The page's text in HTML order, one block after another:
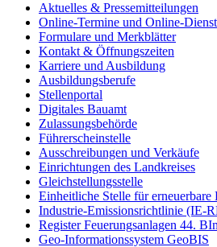
Aktuelles & Pressemitteilungen
Online-Termine und Online-
Formulare und Merkblätter
Kontakt & Öffnungszeiten
Karriere und Ausbildung
Ausbildungsberufe
Stellenportal
Digitales Bauamt
Zulassungsbehörde
Führerscheinstelle
Ausschreibungen und Verkäufe
Einrichtungen des Landkreises
Gleichstellungsstelle
Einheitliche Stelle für erneuerbare
Industrie-Emissionsrichtlinie (IE-
Register Feuerungsanlagen 44.
Geo-Informationssystem GeoBIS